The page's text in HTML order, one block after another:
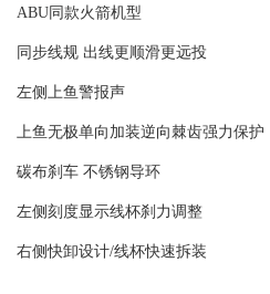
ABU同款火箭机型
同步线规 出线更顺滑更远投
左侧上鱼警报声
上鱼无极单向加装逆向棘齿强力保护
碳布刹车 不锈钢导环
左侧刻度显示线杯刹力调整
右侧快卸设计/线杯快速拆装